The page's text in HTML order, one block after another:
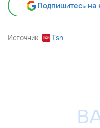
Подпишитесь на
Источник Tsn